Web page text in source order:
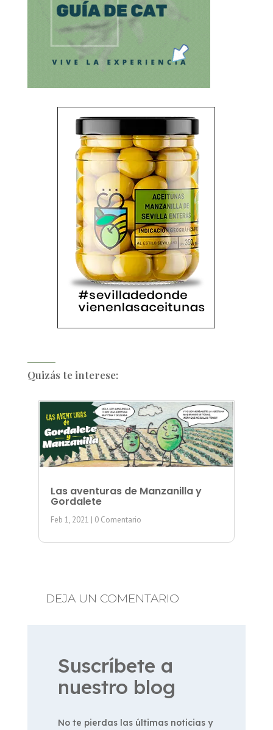
Quizás te interese:
Las aventuras de Manzanilla y
Gordalete
Feb 1, 2021 | 0 Comentario
DEJA UN COMENTARIO
Suscríbete a
nuestro blog
No te pierdas las últimas noticias y